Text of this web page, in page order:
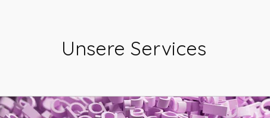
Unsere Services